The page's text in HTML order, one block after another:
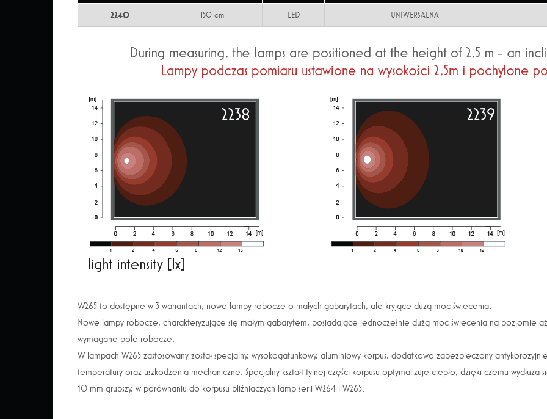
2240 150 cm LED UNIWERSALNA
W265 to dostępne w 3 wariantach, nowe lampy robocze o małych gabarytach, ale kryjące dużą moc świecenia.
Nowe lampy robocze, charakteryzujące się małym gabarytem, posiadające jednocześnie dużą moc świecenia na poziomie
wymagane pole robocze.
W lampach W265 zastosowany został specjalny, wysokogatunkowy, aluminiowy korpus, dodatkowo zabezpieczony
temperatury oraz uszkodzenia mechaniczne. Specjalny kształt tylnej części korpusu optymalizuje ciepło, dzięki czemu wydłuża
10 mm grubszy, w porównaniu do korpusu bliźniaczych lamp serii W264 i W265.